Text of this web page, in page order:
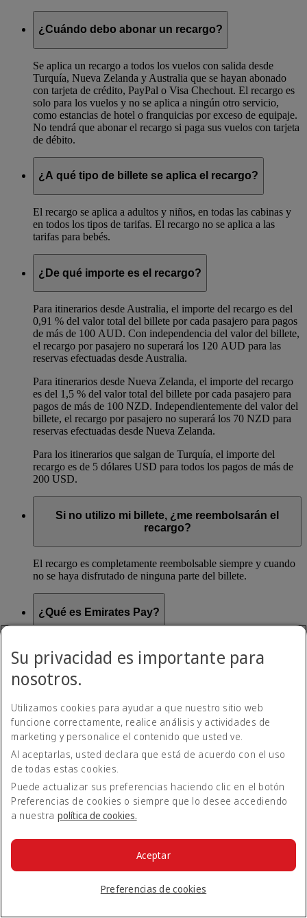
¿Cuándo debo abonar un recargo?
Se aplica un recargo a todos los vuelos con salida desde
Turquía, Nueva Zelanda y Australia que se hayan abonado
con tarjeta de crédito, PayPal o Visa Chechout. El recargo es
solo para los vuelos y no se aplica a ningún otro servicio,
como estancias de hotel o franquicias por exceso de equipaje.
No tendrá que abonar el recargo si paga sus vuelos con tarjeta
de débito.
¿A qué tipo de billete se aplica el recargo?
El recargo se aplica a adultos y niños, en todas las cabinas y
en todos los tipos de tarifas. El recargo no se aplica a las
tarifas para bebés.
¿De qué importe es el recargo?
Para itinerarios desde Australia, el importe del recargo es del
0,91 % del valor total del billete por cada pasajero para pagos
de más de 100 AUD. Con independencia del valor del billete,
el recargo por pasajero no superará los 120 AUD para las
reservas efectuadas desde Australia.
Para itinerarios desde Nueva Zelanda, el importe del recargo
es del 1,5 % del valor total del billete por cada pasajero para
pagos de más de 100 NZD. Independientemente del valor del
billete, el recargo por pasajero no superará los 70 NZD para
reservas efectuadas desde Nueva Zelanda.
Para los itinerarios que salgan de Turquía, el importe del
recargo es de 5 dólares USD para todos los pagos de más de
200 USD.
Si no utilizo mi billete, ¿me reembolsarán el
recargo?
El recargo es completamente reembolsable siempre y cuando
no se haya disfrutado de ninguna parte del billete.
¿Qué es Emirates Pay?
Emirates Pay es una forma rápida y cómoda de pagar vuelos y
servicios de Emirates sin necesidad de tarjeta de crédito.
Emirates Pay, desarrollado en colaboración con Deutsche
Bank y la IATA, ofrece una mayor seguridad con una nueva
¿Cómo puedo utilizar Emirates Pay?
Cuando reserve un vuelo en emirates.com, tendrá
automáticamente la opción de pagar con Emirates Pay. Puede
vincular su cuenta bancaria a Emirates Pay de forma segura y
completar su reserva.
Volver a Todos los temas Volver arriba
Todos los temas de preguntas frecuentes
Acerca de Emirates
Nuestros otros productos
Su privacidad es importante para
nosotros.
Utilizamos cookies para ayudar a que nuestro sitio web
funcione correctamente, realice análisis y actividades de
marketing y personalice el contenido que usted ve.
Al aceptarlas, usted declara que está de acuerdo con el uso
de todas estas cookies.
Puede actualizar sus preferencias haciendo clic en el botón
Preferencias de cookies o siempre que lo desee accediendo
a nuestra política de cookies.
Preferencias de cookies
Aceptar